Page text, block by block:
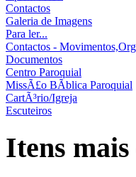
Contactos
Galeria de Imagens
Para ler...
Contactos -
Documentos
Centro Paroquial
MissÃ£o BÃ­blica Paroquial
CartÃ³rio/Igreja
Escuteiros
Itens